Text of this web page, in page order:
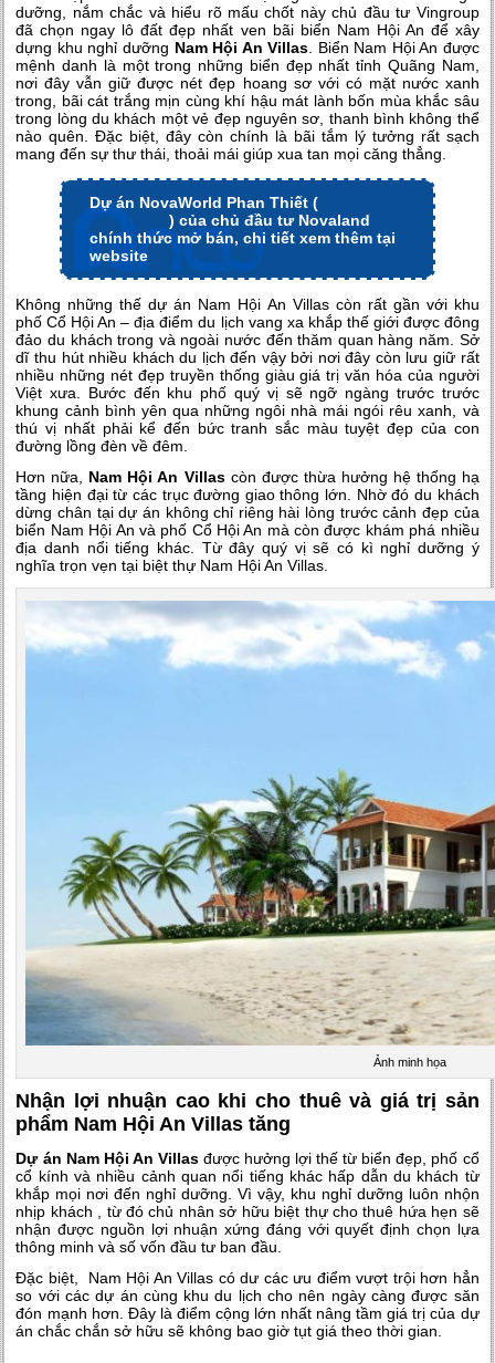
dưỡng, nắm chắc và hiểu rõ mấu chốt này chủ đầu tư Vingroup
đã chọn ngay lô đất đẹp nhất ven bãi biển Nam Hội An để xây
dựng khu nghỉ dưỡng Nam Hội An Villas . Biển Nam Hội An được
mệnh danh là một trong những biển đẹp nhất tỉnh Quãng Nam,
nơi đây vẫn giữ được nét đẹp hoang sơ với có mặt nước xanh
trong, bãi cát trắng mịn cùng khí hậu mát lành bốn mùa khắc sâu
trong lòng du khách một vẻ đẹp nguyên sơ, thanh bình không thể
nào quên. Đặc biệt, đây còn chính là bãi tắm lý tưởng rất sạch
mang đến sự thư thái, thoải mái giúp xua tan mọi căng thẳng.
Dự án NovaWorld Phan Thiết (
Tiến Thành) của chủ đầu tư Novaland
chính thức mở bán, chi tiết xem thêm tại
website
công ty bds Express
Không những thế dự án Nam Hội An Villas còn rất gần với khu
phố Cổ Hội An – địa điểm du lịch vang xa khắp thế giới được đông
đảo du khách trong và ngoài nước đến thăm quan hàng năm. Sở
dĩ thu hút nhiều khách du lịch đến vậy bởi nơi đây còn lưu giữ rất
nhiều những nét đẹp truyền thống giàu giá trị văn hóa của người
Việt xưa. Bước đến khu phố quý vị sẽ ngỡ ngàng trước trước
khung cảnh bình yên qua những ngôi nhà mái ngói rêu xanh, và
thú vị nhất phải kể đến bức tranh sắc màu tuyệt đẹp của con
đường lồng đèn về đêm.
Hơn nữa, Nam Hội An Villascòn được thừa hưởng hệ thống hạ
tầng hiện đại từ các trục đường giao thông lớn. Nhờ đó du khách
dừng chân tại dự án không chỉ riêng hài lòng trước cảnh đẹp của
biển Nam Hội An và phố Cổ Hội An mà còn được khám phá nhiều
địa danh nổi tiếng khác. Từ đây quý vị sẽ có kì nghỉ dưỡng ý
nghĩa trọn vẹn tại biệt thự Nam Hội An Villas.
Ảnh minh họa
Nhận lợi nhuận cao khi cho thuê và giá trị sản
phẩm Nam Hội An Villas tăng
Dự án Nam Hội An Villasđược hưởng lợi thế từ biển đẹp, phố cổ
cổ kính và nhiều cảnh quan nổi tiếng khác hấp dẫn du khách từ
khắp mọi nơi đến nghỉ dưỡng. Vì vậy, khu nghỉ dưỡng luôn nhộn
nhịp khách , từ đó chủ nhân sở hữu biệt thự cho thuê hứa hẹn sẽ
nhận được nguồn lợi nhuận xứng đáng với quyết định chọn lựa
thông minh và số vốn đầu tư ban đầu.
Đặc biệt, Nam Hội An Villas có dư các ưu điểm vượt trội hơn hẳn
so với các dự án cùng khu du lịch cho nên ngày càng được săn
đón mạnh hơn. Đây là điểm cộng lớn nhất nâng tầm giá trị của dự
án chắc chắn sở hữu sẽ không bao giờ tụt giá theo thời gian.